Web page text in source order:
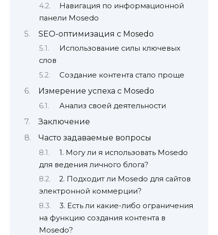
Навигация по информационной
панели Mosedo
SEO-оптимизация с Mosedo
Использование силы ключевых
слов
Создание контента стало проще
Измерение успеха с Mosedo
Анализ своей деятельности
Заключение
Часто задаваемые вопросы
1. Могу ли я использовать Mosedo
для ведения личного блога?
2. Подходит ли Mosedo для сайтов
электронной коммерции?
3. Есть ли какие-либо ограничения
на функцию создания контента в
Mosedo?